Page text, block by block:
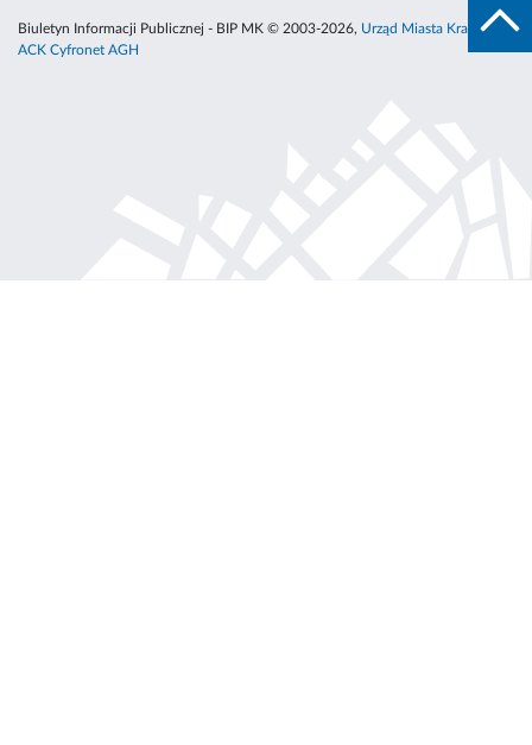
Biuletyn Informacji Publicznej - BIP MK © 2003-2026, Urząd Miasta Krakowa
ACK Cyfronet AGH